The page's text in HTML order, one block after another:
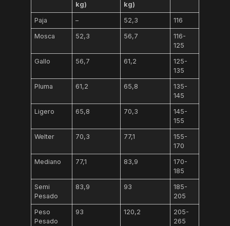
kg)
kg)
Paja – 52,3 116
Mosca 52,3 56,7
116-
125
Gallo 56,7 61,2
125-
135
Pluma 61,2 65,8
135-
145
Ligero 65,8 70,3
145-
155
Welter 70,3 77,1
155-
170
Mediano 77,1 83,9
170-
185
Semi
Pesado
83,9 93
185-
205
Peso
Pesado
93 120,2
205-
265